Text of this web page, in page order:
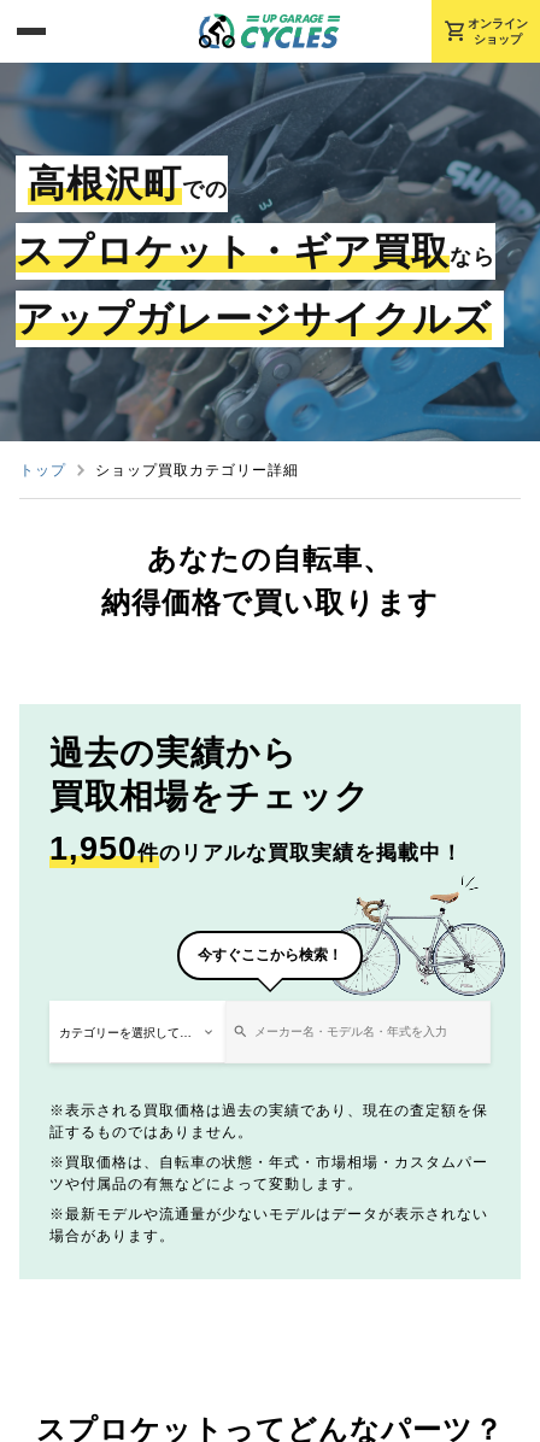
shopping_cart オンライン
ショップ
高根沢町での
スプロケット・ギア買取なら
アップガレージサイクルズ
トップ ショップ買取カテゴリー詳細
あなたの自転車、
納得価格で買い取ります
過去の実績から
買取相場をチェック
1,950件のリアルな買取実績を掲載中！
今すぐここから検索！
表示される買取価格は過去の実績であり、現在の査定額を保
証するものではありません。
買取価格は、自転車の状態・年式・市場相場・カスタムパー
ツや付属品の有無などによって変動します。
最新モデルや流通量が少ないモデルはデータが表示されない
場合があります。
スプロケットってどんなパーツ？